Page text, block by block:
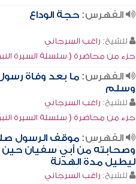
الفهرس: حجة الوداع
للشيخ: راغب السرجاني
جزء من محاضرة ( سلسلة السيرة
الفهرس: ما بعد وفاة
وسلم
للشيخ: راغب السرجاني
جزء من محاضرة ( سلسلة السيرة
الفهرس: موقف الرسول
وصحابته من أبي سفيان حين
ليطيل مدة الهدنة
للشيخ: راغب السرجاني